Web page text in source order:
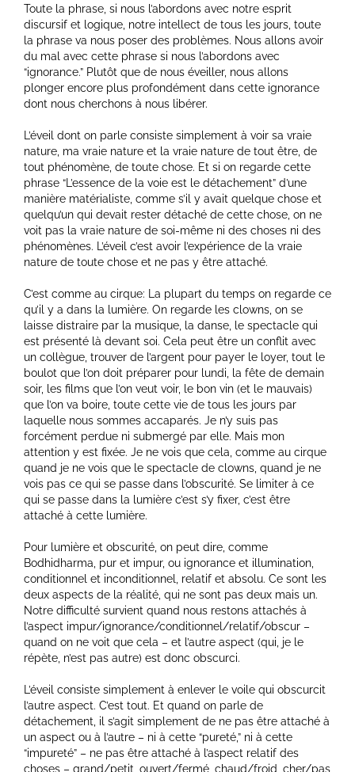
Toute la phrase, si nous l’abordons avec notre esprit
discursif et logique, notre intellect de tous les jours, toute
la phrase va nous poser des problèmes. Nous allons avoir
du mal avec cette phrase si nous l’abordons avec
“ignorance.” Plutôt que de nous éveiller, nous allons
plonger encore plus profondément dans cette ignorance
dont nous cherchons à nous libérer.
L’éveil dont on parle consiste simplement à voir sa vraie
nature, ma vraie nature et la vraie nature de tout être, de
tout phénomène, de toute chose. Et si on regarde cette
phrase “L’essence de la voie est le détachement” d’une
manière matérialiste, comme s’il y avait quelque chose et
quelqu’un qui devait rester détaché de cette chose, on ne
voit pas la vraie nature de soi-même ni des choses ni des
phénomènes. L’éveil c’est avoir l’expérience de la vraie
nature de toute chose et ne pas y être attaché.
C’est comme au cirque: La plupart du temps on regarde ce
qu’il y a dans la lumière. On regarde les clowns, on se
laisse distraire par la musique, la danse, le spectacle qui
est présenté là devant soi. Cela peut être un conflit avec
un collègue, trouver de l’argent pour payer le loyer, tout le
boulot que l’on doit préparer pour lundi, la fête de demain
soir, les films que l’on veut voir, le bon vin (et le mauvais)
que l’on va boire, toute cette vie de tous les jours par
laquelle nous sommes accaparés. Je n’y suis pas
forcément perdue ni submergé par elle. Mais mon
attention y est fixée. Je ne vois que cela, comme au cirque
quand je ne vois que le spectacle de clowns, quand je ne
vois pas ce qui se passe dans l’obscurité. Se limiter à ce
qui se passe dans la lumière c’est s’y fixer, c’est être
attaché à cette lumière.
Pour lumière et obscurité, on peut dire, comme
Bodhidharma, pur et impur, ou ignorance et illumination,
conditionnel et inconditionnel, relatif et absolu. Ce sont les
deux aspects de la réalité, qui ne sont pas deux mais un.
Notre difficulté survient quand nous restons attachés à
l’aspect impur/ignorance/conditionnel/relatif/obscur –
quand on ne voit que cela – et l’autre aspect (qui, je le
répète, n’est pas autre) est donc obscurci.
L’éveil consiste simplement à enlever le voile qui obscurcit
l’autre aspect. C’est tout. Et quand on parle de
détachement, il s’agit simplement de ne pas être attaché à
un aspect ou à l’autre – ni à cette “pureté,” ni à cette
“impureté” – ne pas être attaché à l’aspect relatif des
choses – grand/petit, ouvert/fermé, chaud/froid, cher/pas